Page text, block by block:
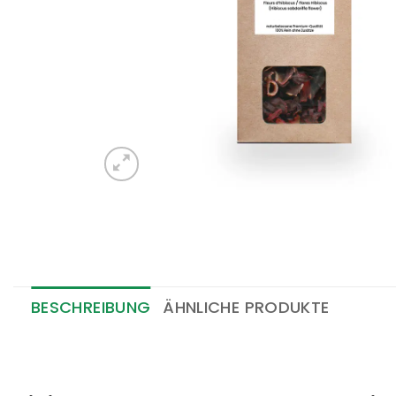
BESCHREIBUNG ÄHNLICHE PRODUKTE